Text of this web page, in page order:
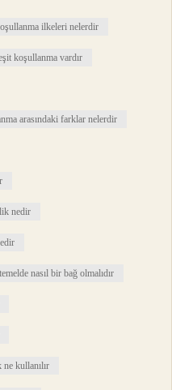
ilkeleri nelerdir
koşullanma vardır
arasındaki farklar nelerdir
nedir
nasıl bir bağ olmalıdır
kullanılır